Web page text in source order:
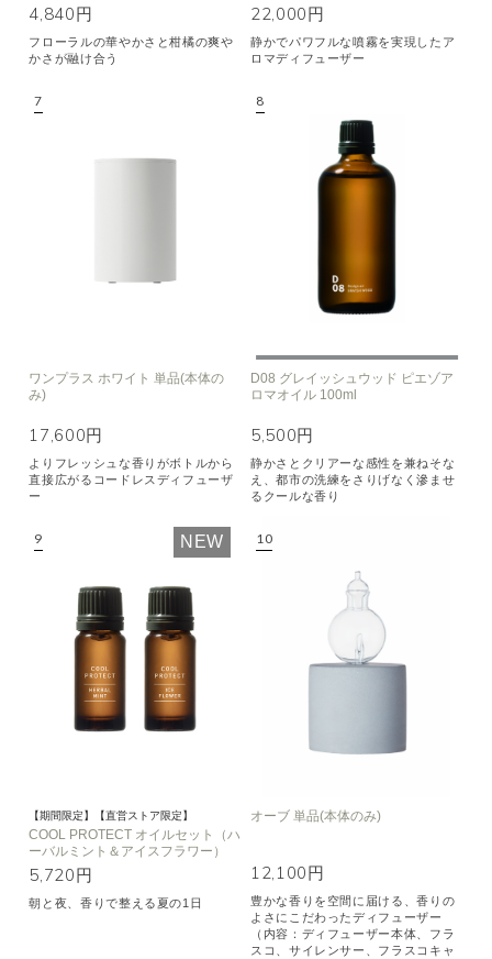
4,840円
フローラルの華やかさと柑橘の爽や
かさが融け合う
22,000円
静かでパワフルな噴霧を実現したア
ロマディフューザー
ワンプラス ホワイト 単品(本体の
み)
17,600円
よりフレッシュな香りがボトルから
直接広がるコードレスディフューザ
ー
D08 グレイッシュウッド ピエゾア
ロマオイル 100ml
5,500円
静かさとクリアーな感性を兼ねそな
え、都市の洗練をさりげなく滲ませ
るクールな香り
NEW
【期間限定】【直営ストア限定】
COOL PROTECT オイルセット（ハ
ーバルミント＆アイスフラワー）
5,720円
朝と夜、香りで整える夏の1日
オーブ 単品(本体のみ)
12,100円
豊かな香りを空間に届ける、香りの
よさにこだわったディフューザー
（内容：ディフューザー本体、フラ
スコ、サイレンサー、フラスコキャ